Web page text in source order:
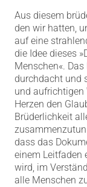
Aus diesem
den wir hatten,
auf eine
die Idee dieses
Menschen«.
durchdacht und
und aufrichtigen
Herzen den
Brüderlichkeit
dass das
einem Leitfaden
wird, im
alle Menschen